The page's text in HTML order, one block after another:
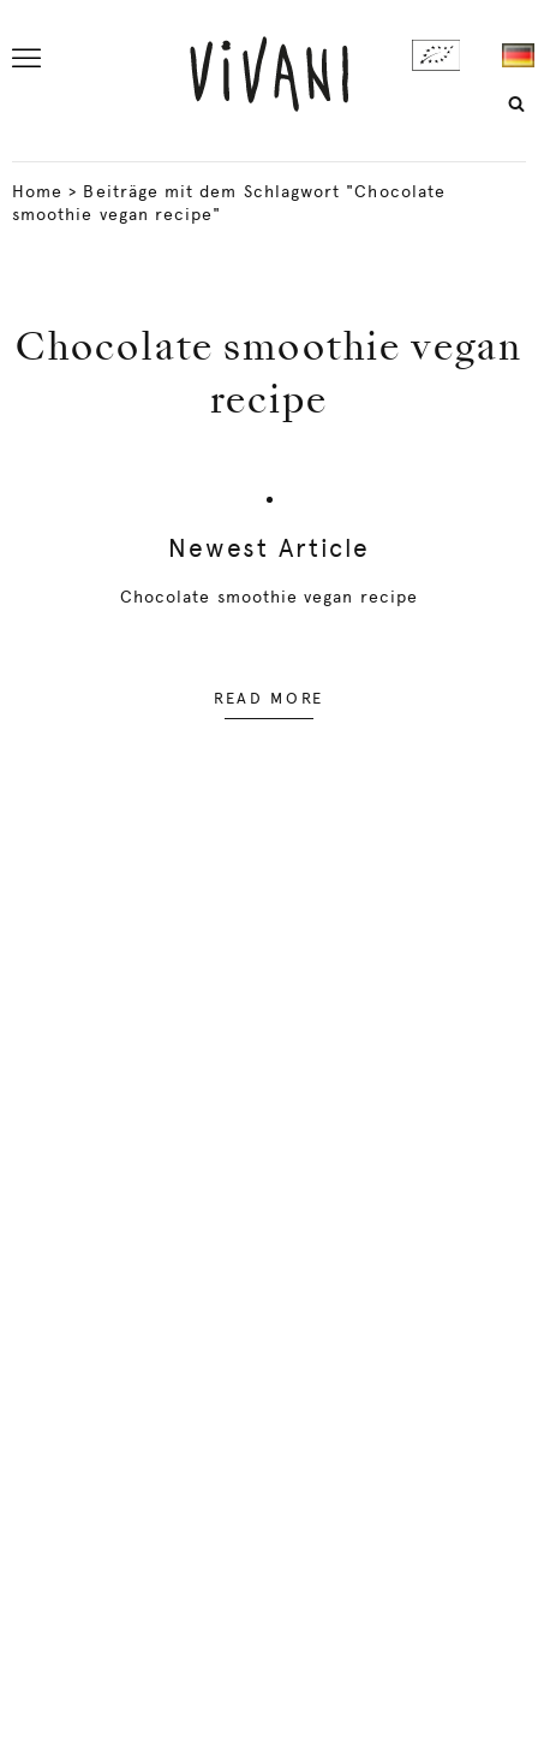
Home > Beiträge mit dem Schlagwort "Chocolate
smoothie vegan recipe"
Chocolate smoothie vegan
recipe
Newest Article
Chocolate smoothie vegan recipe
READ MORE